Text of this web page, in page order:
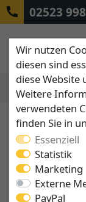
02523
Wir nutzen
diesen sind
diese Website
Weitere
verwendeten
finden Sie in
Essenziell
Statistik
Marketing
Externe
PayPal